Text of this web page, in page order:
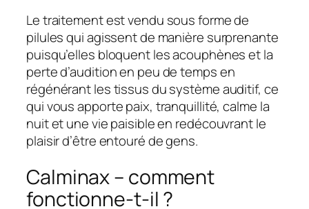
Le traitement est vendu sous forme de
pilules qui agissent de manière surprenante
puisqu’elles bloquent les acouphènes et la
perte d’audition en peu de temps en
régénérant les tissus du système auditif, ce
qui vous apporte paix, tranquillité, calme la
nuit et une vie paisible en redécouvrant le
plaisir d’être entouré de gens.
Calminax – comment
fonctionne-t-il ?